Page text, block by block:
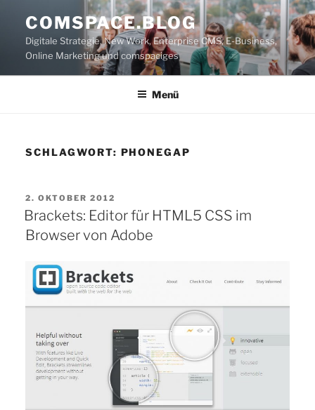
Inhalt
springen
COMSPACE.BLOG
Digitale Strategie, New Work, Enterprise CMS, E-Business,
Online Marketing und comspaciges
Menü
SCHLAGWORT: PHONEGAP
VERÖFFENTLICHT
AM
2. OKTOBER 2012
Brackets: Editor für HTML5 CSS im
Browser von Adobe